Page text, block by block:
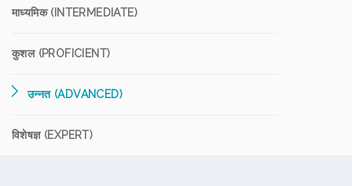
माध्यमिक (INTERMEDIATE)
कुशल (PROFICIENT)
उन्नत (ADVANCED)
विशेषज्ञ (EXPERT)